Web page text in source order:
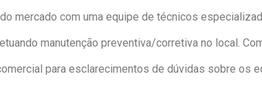
mercado com uma equipe de técnicos
manutenção preventiva/corretiva no local.
para esclarecimentos de dúvidas sobre os